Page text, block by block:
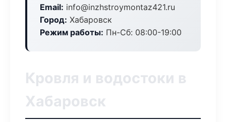
Email: info@inzhstroymontaz421.ru
Город: Хабаровск
Режим работы: Пн-Сб: 08:00-19:00
Кровля и водостоки в
Хабаровск